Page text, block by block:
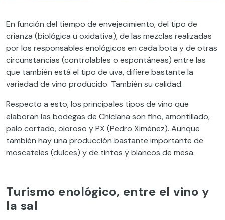
En función del tiempo de envejecimiento, del tipo de
crianza (biológica u oxidativa), de las mezclas realizadas
por los responsables enológicos en cada bota y de otras
circunstancias (controlables o espontáneas) entre las
que también está el tipo de uva, difiere bastante la
variedad de vino producido. También su calidad.
Respecto a esto, los principales tipos de vino que
elaboran las bodegas de Chiclana son fino, amontillado,
palo cortado, oloroso y PX (Pedro Ximénez). Aunque
también hay una producción bastante importante de
moscateles (dulces) y de tintos y blancos de mesa.
Turismo enológico, entre el vino y
la sal